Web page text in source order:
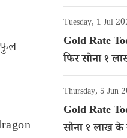
फुल
गोल्ड का रेट
Tuesday, 1 Jul
Gold Rate
फिर सोना १
कैरेट गोल्ड का
Thursday, 5 Jun
Gold Rate
सोना १ लाख